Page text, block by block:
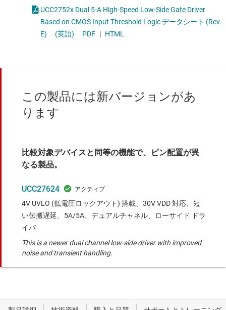
UCC2752x Dual 5-A High-Speed Low-Side Gate Driver
Based on CMOS Input Threshold Logic データシート (Rev.
E)
(英語) PDF | HTML
この製品には新バージョンがあ
ります
比較対象デバイスと同等の機能で、ピン配置が異
なる製品。
UCC27624
4V UVLO (低電圧ロックアウト) 搭載、30V VDD 対応、短
い伝搬遅延、5A/5A、デュアルチャネル、ローサイド ドラ
イバ
This is a newer dual channel low-side driver with improved
noise and transient handling.